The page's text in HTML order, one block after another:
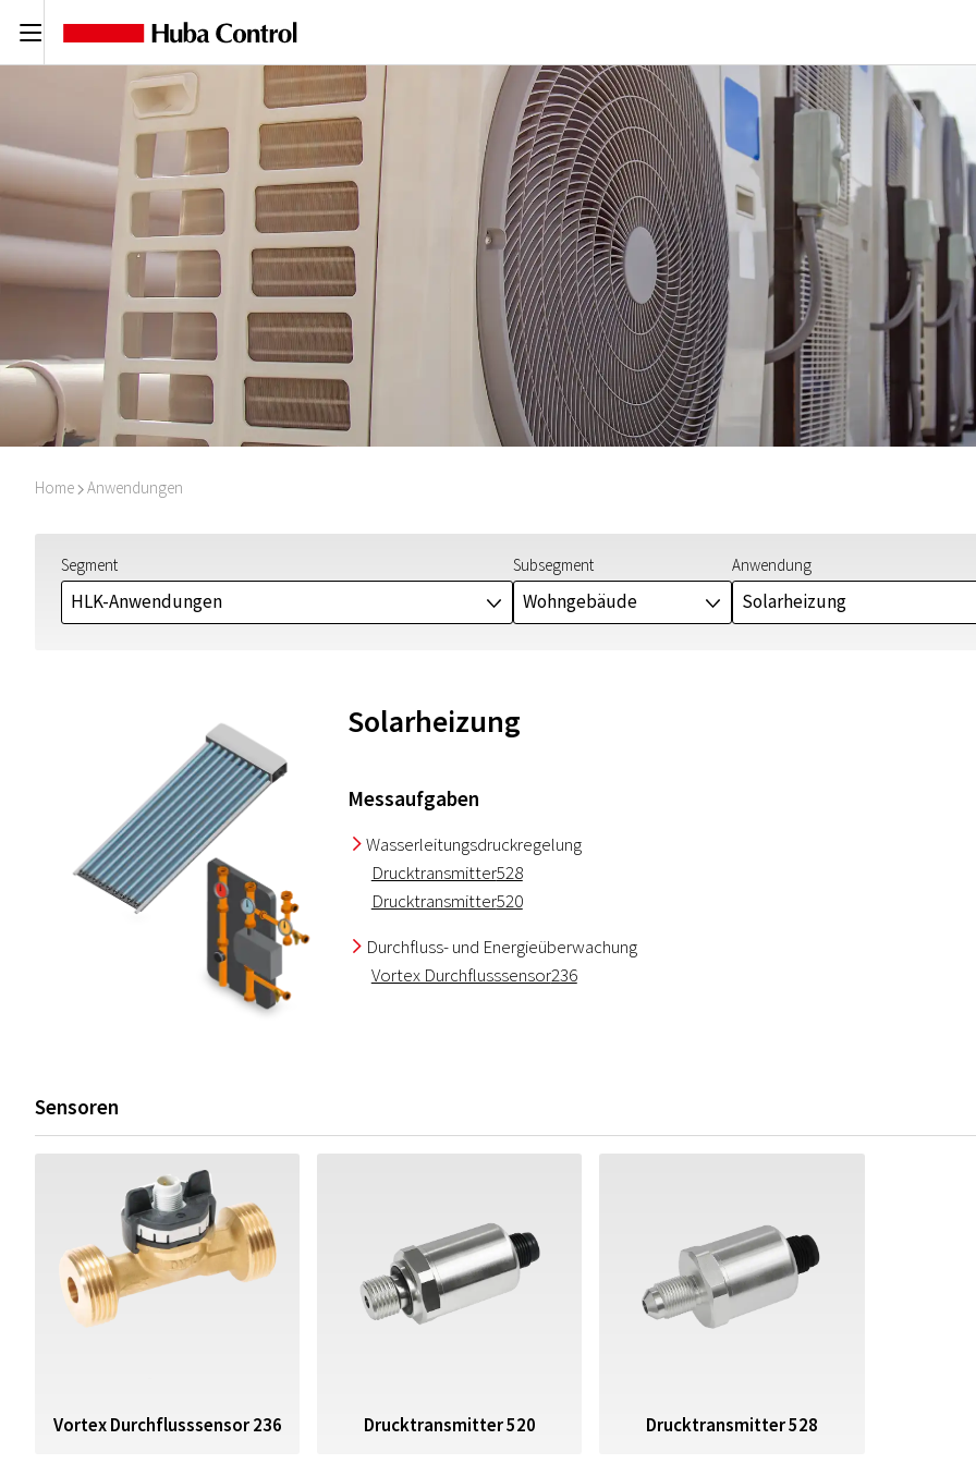
C
Home I Anwendungen
Segment
HLK-Anwendungen J
Subsegment
Wohngebäude J
Anwendung
Solarheizung
Solarheizung
Messaufgaben
IWasserleitungsdruckregelung
Drucktransmitter528
Drucktransmitter520
I Durchfluss- und Energieüberwachung
Vortex Durchflusssensor236
Sensoren
Vortex Durchflusssensor 236 Drucktransmitter 520 Drucktransmitter 528